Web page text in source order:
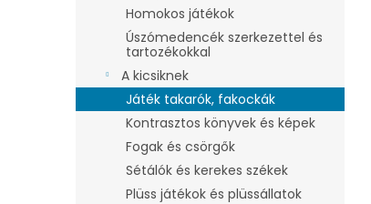
Homokos játékok
Úszómedencék szerkezettel és
tartozékokkal
A kicsiknek
Játék takarók, fakockák
Kontrasztos könyvek és képek
Fogak és csörgők
Sétálók és kerekes székek
Plüss játékok és plüssállatok